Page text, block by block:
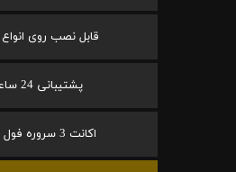
قابل نصب روی
پشتیبانی 24 ساعته
اکانت 3 سروره فول آپشن